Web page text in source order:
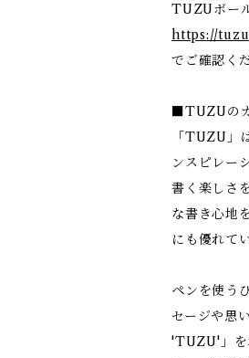
TUZUボー
https://
でご確認く
■TUZUの
「TUZU」
ンスピレー
書く楽しさ
な書き心地
にも優れて
ペンを使う
セージや思
'TUZU'」を